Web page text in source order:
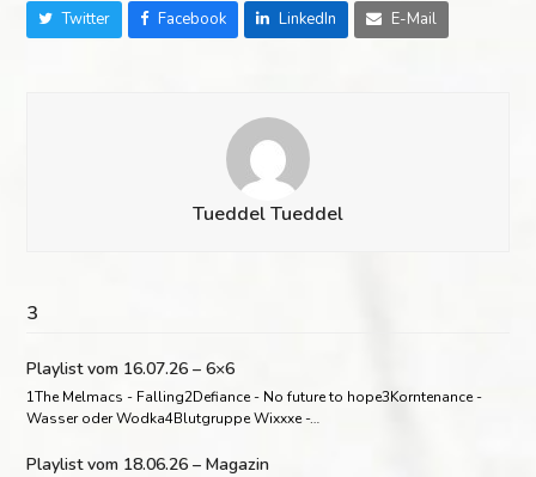
Twitter Facebook LinkedIn E-Mail
Tueddel Tueddel
3
Playlist vom 16.07.26 – 6×6
1The Melmacs - Falling2Defiance - No future to hope3Korntenance -
Wasser oder Wodka4Blutgruppe Wixxxe -…
Playlist vom 18.06.26 – Magazin